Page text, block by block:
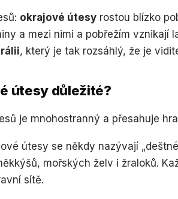
okrajové útesy rostou blízko
a mezi nimi a pobřežím vznikají
, který je tak rozsáhlý, že je
útesy důležité?
je mnohostranný a přesahuje
útesy se někdy nazývají
mořských želv i žraloků.
sítě.